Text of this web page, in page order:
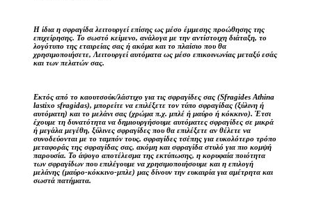
Η ίδια η σφραγίδα λειτουργεί επίσης ως μέσο έμμεσης προώθησης της
επιχείρησης. Το σωστό κείμενο, ανάλογα με την αντίστοιχη διάταξη, το
λογότυπο της εταιρείας σας ή ακόμα και το πλαίσιο που θα
χρησιμοποιήσετε, Λειτουργεί αυτόματα ως μέσο επικοινωνίας μεταξύ εσάς
και των πελατών σας.
Εκτός από το καουτσούκ/λάστιχο για τις σφραγίδες σας (Sfragides Athina
lastixo sfragidas), μπορείτε να επιλέξετε τον τύπο σφραγίδας (ξύλινη ή
αυτόματη) και το μελάνι σας (χρώμα π.χ. μπλέ ή μαύρο ή κόκκινο). Έτσι
έχουμε τη δυνατότητα να δημιουργήσουμε αυτόματες σφραγίδες σε μικρά
ή μεγάλα μεγέθη, ξύλινες σφραγίδες που θα επιλέξετε αν θέλετε να
συνοδεύονται με το ταμπόν τους, σφραγίδες τσέπης για ευκολότερο τρόπο
μεταφοράς της σφραγίδας σας, ακόμη και σφραγίδα στυλό για πιο κομψή
παρουσία. Το άψογο αποτέλεσμα της εκτύπωσης, η κορυφαία ποιότητα
των σφραγίδων που επιλέγουμε να χρησιμοποιήσουμε και η επιλογή
μελάνης (μαύρο-κόκκινο-μπλε) μας δίνουν την ευκαιρία για αμέτρητα και
σωστά πατήματα.